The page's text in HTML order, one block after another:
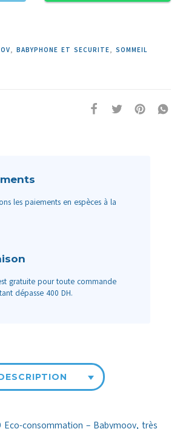
, BABYPHONE ET SECURITE, SOMMEIL
les paiements en espèces à la
gratuite pour toute commande
dépasse 400 DH.
Eco-consommation – Babymoov, très